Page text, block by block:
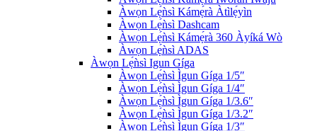
Àwọn Lẹ́ǹsì Kámẹ́rà Àtìlẹ́yìn
Àwọn Lẹ́ǹsì Dashcam
Àwọn Lẹ́ǹsì Kámẹ́rà 360 Àyíká Wò
Àwọn Lẹ́ǹsì ADAS
Àwọn Lẹ́ǹsì Igun Gíga
Àwọn Lẹ́ǹsì Ìgun Gíga 1/5″
Àwọn Lẹ́ǹsì Ìgun Gíga 1/4″
Àwọn Lẹ́ǹsì Ìgun Gíga 1/3.6″
Àwọn Lẹ́ǹsì Ìgun Gíga 1/3.2″
Àwọn Lẹ́ǹsì Ìgun Gíga 1/3″